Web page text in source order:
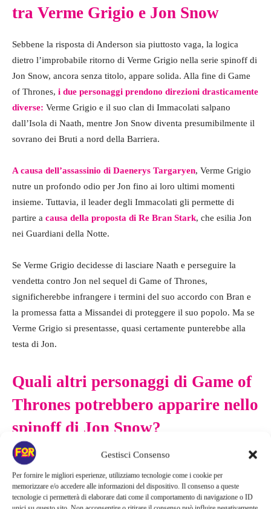
Gestisci Consenso
Per fornire le migliori esperienze, utilizziamo tecnologie come i cookie per
memorizzare e/o accedere alle informazioni del dispositivo. Il consenso a queste
tecnologie ci permetterà di elaborare dati come il comportamento di navigazione o ID
tra Verme Grigio e Jon Snow
Sebbene la risposta di Anderson sia piuttosto vaga, la logica
dietro l’improbabile ritorno di Verme Grigio nella serie spinoff di
Jon Snow, ancora senza titolo, appare solida. Alla fine di Game
of Thrones, i due personaggi prendono direzioni drasticamente
diverse: Verme Grigio e il suo clan di Immacolati salpano
dall’Isola di Naath, mentre Jon Snow diventa presumibilmente il
sovrano dei Bruti a nord della Barriera.
A causa dell’assassinio di Daenerys Targaryen, Verme Grigio
nutre un profondo odio per Jon fino ai loro ultimi momenti
insieme. Tuttavia, il leader degli Immacolati gli permette di
partire a causa della proposta di Re Bran Stark, che esilia Jon
nei Guardiani della Notte.
Se Verme Grigio decidesse di lasciare Naath e perseguire la
vendetta contro Jon nel sequel di Game of Thrones,
significherebbe infrangere i termini del suo accordo con Bran e
la promessa fatta a Missandei di proteggere il suo popolo. Ma se
Verme Grigio si presentasse, quasi certamente punterebbe alla
testa di Jon.
Quali altri personaggi di Game of
Thrones potrebbero apparire nello
spinoff di Jon Snow?